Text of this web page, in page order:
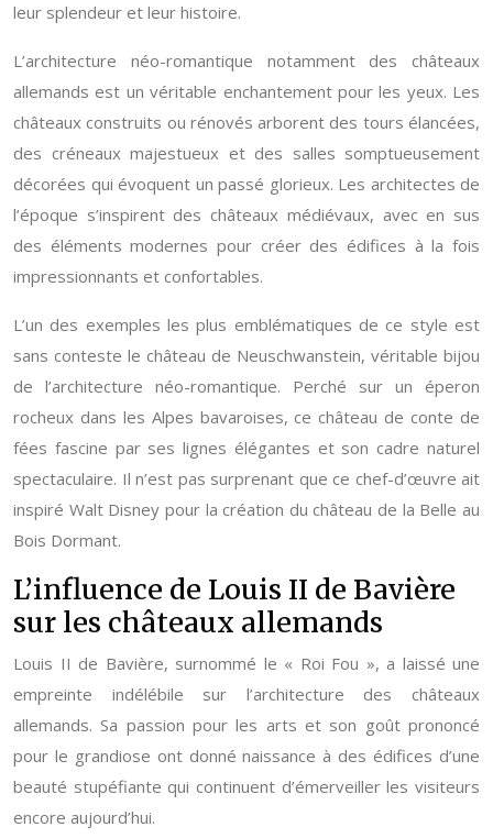
leur splendeur et leur histoire.
L’architecture néo-romantique notamment des châteaux
allemands est un véritable enchantement pour les yeux. Les
châteaux construits ou rénovés arborent des tours élancées,
des créneaux majestueux et des salles somptueusement
décorées qui évoquent un passé glorieux. Les architectes de
l’époque s’inspirent des châteaux médiévaux, avec en sus
des éléments modernes pour créer des édifices à la fois
impressionnants et confortables.
L’un des exemples les plus emblématiques de ce style est
sans conteste le château de Neuschwanstein, véritable bijou
de l’architecture néo-romantique. Perché sur un éperon
rocheux dans les Alpes bavaroises, ce château de conte de
fées fascine par ses lignes élégantes et son cadre naturel
spectaculaire. Il n’est pas surprenant que ce chef-d’œuvre ait
inspiré Walt Disney pour la création du château de la Belle au
Bois Dormant.
L’influence de Louis II de Bavière
sur les châteaux allemands
Louis II de Bavière, surnommé le « Roi Fou », a laissé une
empreinte indélébile sur l’architecture des châteaux
allemands. Sa passion pour les arts et son goût prononcé
pour le grandiose ont donné naissance à des édifices d’une
beauté stupéfiante qui continuent d’émerveiller les visiteurs
encore aujourd’hui.